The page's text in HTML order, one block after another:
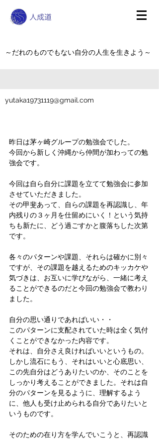
～だれのものでもない自分の人生を生きよう～
yutaka19731119@gmail.com
昨日は茅ヶ崎グループの勉強会でした。
今回から新しく沖縄から仲間が加わっての勉
強会です。
今回は自ら自分に課題を立てて勉強会に参加
させていただきました。
その甲斐あって、自らの課題を再認識し、年
内残りの３ヶ月を仕留めにいく！という気持
ちも新たに、どう過ごすかと腹落ちした次第
です。
各々のパターンや課題、それらは確かに別々
ですが、その課題を越えるためのキッカケや
気づきは、お互いに学びながら、一緒に考え
ることができるのだと今回の勉強会で教わり
ました。
自分の思い通りであればいい・・
このパターンに支配されていた時は全く気付
くことができなかった内容です。
それは、自分さえ良ければいいというもの。
しかし流石にもう、それはいいと心底思い、
この先自分はどうありたいのか、そのことを
しっかり考えることができました。それは自
分のパターンを見るように、理解するよう
に、他人も受け止められる自分でありたいと
いうものです。
そのための在り方を学んでいこうと、再認識